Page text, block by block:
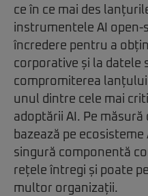
ce în ce mai des
instrumentele AI open-
încredere pentru a
corporative și la datele
compromiterea
unul dintre cele mai
adoptării AI. Pe
bazează pe
singură componentă
rețele întregi și poate
multor organizații.